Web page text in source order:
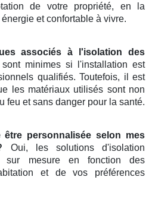
de votre propriété, en la
et confortable à vivre.
associés à l'isolation des
minimes si l'installation est
qualifiés. Toutefois, il est
les matériaux utilisés sont non
feu et sans danger pour la santé.
être personnalisée selon mes
Oui, les solutions d'isolation
sur mesure en fonction des
et de vos préférences